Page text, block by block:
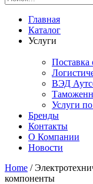
Главная
Каталог
Услуги
Поставка
ВЭД
Услуги
Бренды
Контакты
О Компании
Новости
Home /
компоненты